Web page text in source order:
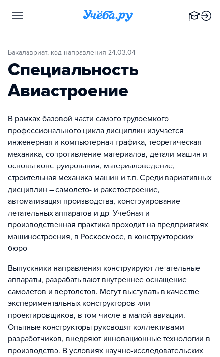
Бакалавриат, код направления 24.03.04
Специальность
Авиастроение
В рамках базовой части самого трудоемкого
профессионального цикла дисциплин изучается
инженерная и компьютерная графика, теоретическая
механика, сопротивление материалов, детали машин и
основы конструирования, материаловедение,
строительная механика машин и т.п. Среди вариативных
дисциплин – самолето- и ракетостроение,
автоматизация производства, конструирование
летательных аппаратов и др. Учебная и
производственная практика проходит на предприятиях
машиностроения, в Роскосмосе, в конструкторских
бюро.
Выпускники направления конструируют летательные
аппараты, разрабатывают внутреннее оснащение
самолетов и вертолетов. Могут выступать в качестве
экспериментальных конструкторов или
проектировщиков, в том числе в малой авиации.
Опытные конструкторы руководят коллективами
разработчиков, внедряют инновационные технологии в
производство. В условиях научно-исследовательских